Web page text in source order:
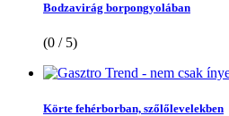
Bodzavirág borpongyolában
(0 / 5)
Körte fehérborban, szőlőlevelekben